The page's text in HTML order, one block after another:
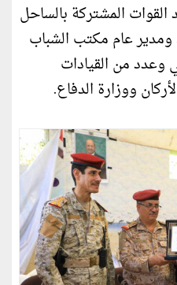
المشتركة بالساحل
ومدير عام مكتب الشباب
وعدد من القيادات
ووزارة الدفاع.